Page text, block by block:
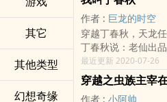
其它
其他类型
幻想奇缘
窗，绿色免费 喜欢
把心情分享给大家吧
仙，四大天师；他
逍遥，神魔世界大
他，能否识破阴谋？
各位书友要是觉得
忘记向您群和微博
作者：熊猫酒仙人
懒惬意，一杯下午
作者 : 巨龙的时空
穿越丁春秋，天龙任
丁春秋说：老仙出
散、三笑逍遥散，
包！
……
最近更新 2020-07-26
穿越之虫族主宰
作者 : 小阿帅